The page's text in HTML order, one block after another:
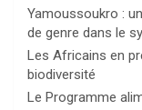
Yamoussoukro :
de genre dans le
Les Africains en
biodiversité
Le Programme